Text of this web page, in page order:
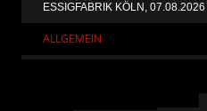
ESSIGFABRIK KÖLN, 07.08.2026
ALLGEMEIN